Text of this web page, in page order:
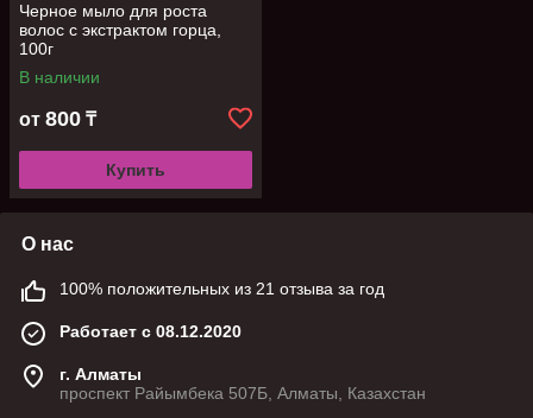
Черное мыло для роста
волос с экстрактом горца,
100г
В наличии
от 800 ₸
Купить
О нас
100% положительных из 21 отзыва за год
Работает с 08.12.2020
г. Алматы
проспект Райымбека 507Б, Алматы, Казахстан